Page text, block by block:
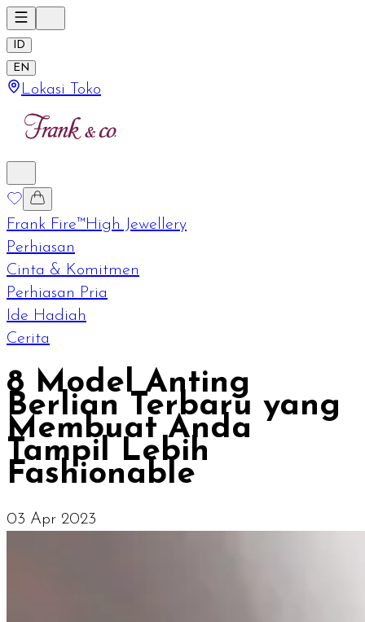
ID
EN
Lokasi Toko
Frank Fire™High Jewellery
Perhiasan
Cinta & Komitmen
Perhiasan Pria
Ide Hadiah
Cerita
8 Model Anting
Berlian Terbaru yang
Membuat Anda
Tampil Lebih
Fashionable
03 Apr 2023